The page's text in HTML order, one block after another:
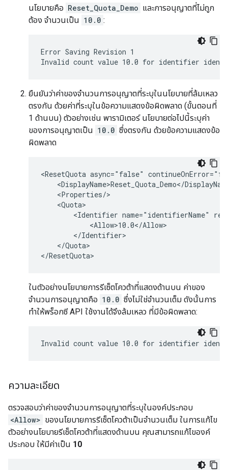
นโยบายคือ Reset_Quota_Demo และการอนุญาตที่ไม่ถูก
ต้อง จำนวนเป็น 10.0 :
Error Saving Revision 1
ยืนยันว่าค่าของจำนวนการอนุญาตที่ระบุในนโยบายที่ล้มเหลว
ตรงกัน ด้วยค่าที่ระบุในข้อความแสดงข้อผิดพลาด (ขั้นตอนที่
1 ด้านบน) ตัวอย่างเช่น พารามิเตอร์ นโยบายต่อไปนี้ระบุค่า
ของการอนุญาตเป็น 10.0 ซึ่งตรงกัน ด้วยข้อความแสดงข้อ
ผิดพลาด
<ResetQuota async="false"
<DisplayName>Reset_Quota_Demo</
    <Properties/>
    <Quota>
<Identifier name="identifierName"
            <Allow>10.0</Allow>
        </Identifier>
    </Quota>
ในตัวอย่างนโยบายการรีเซ็ตโควต้าที่แสดงด้านบน ค่าของ
จำนวนการอนุญาตคือ 10.0 ซึ่งไม่ใช่จำนวนเต็ม ดังนั้นการ
ทำให้พร็อกซี API ใช้งานได้จึงล้มเหลว ที่มีข้อผิดพลาด:
ความละเอียด
ตรวจสอบว่าค่าของจำนวนการอนุญาตที่ระบุในองค์ประกอบ
<Allow> ของนโยบายการรีเซ็ตโควต้าเป็นจำนวนเต็ม ในการแก้ไข
ตัวอย่างนโยบายรีเซ็ตโควต้าที่แสดงด้านบน คุณสามารถแก้ไของค์
ประกอบ ให้มีค่าเป็น 10